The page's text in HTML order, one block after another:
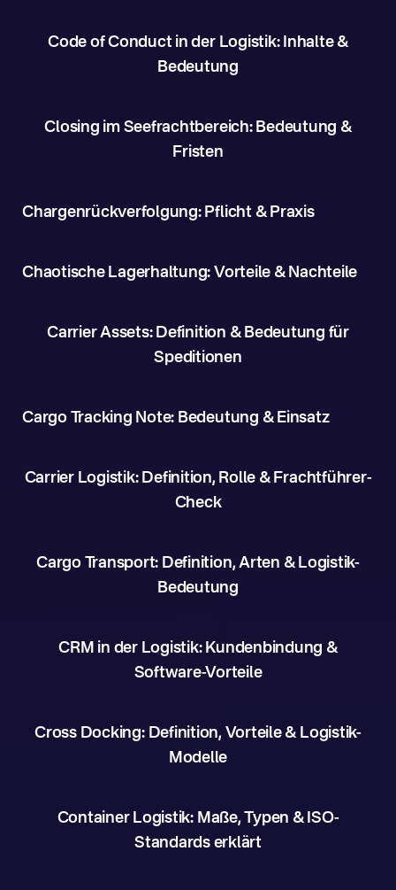
Code of Conduct in der Logistik: Inhalte &
Bedeutung
Closing im Seefrachtbereich: Bedeutung &
Fristen
Chargenrückverfolgung: Pflicht & Praxis
Chaotische Lagerhaltung: Vorteile & Nachteile
Carrier Assets: Definition & Bedeutung für
Speditionen
Cargo Tracking Note: Bedeutung & Einsatz
Carrier Logistik: Definition, Rolle & Frachtführer-
Check
Cargo Transport: Definition, Arten & Logistik-
Bedeutung
CRM in der Logistik: Kundenbindung &
Software-Vorteile
Cross Docking: Definition, Vorteile & Logistik-
Modelle
Container Logistik: Maße, Typen & ISO-
Standards erklärt